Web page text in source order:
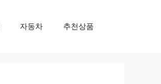
자동차 추천상품